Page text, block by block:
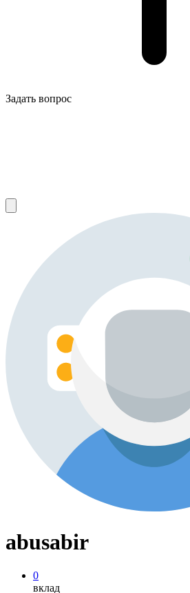
Задать вопрос
abusabir
0
вклад